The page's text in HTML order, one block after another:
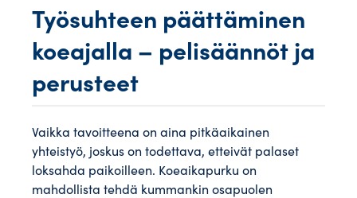
Työsuhteen päättäminen
koeajalla – pelisäännöt ja
perusteet
Vaikka tavoitteena on aina pitkäaikainen
yhteistyö, joskus on todettava, etteivät palaset
loksahda paikoilleen. Koeaikapurku on
mahdollista tehdä kummankin osapuolen